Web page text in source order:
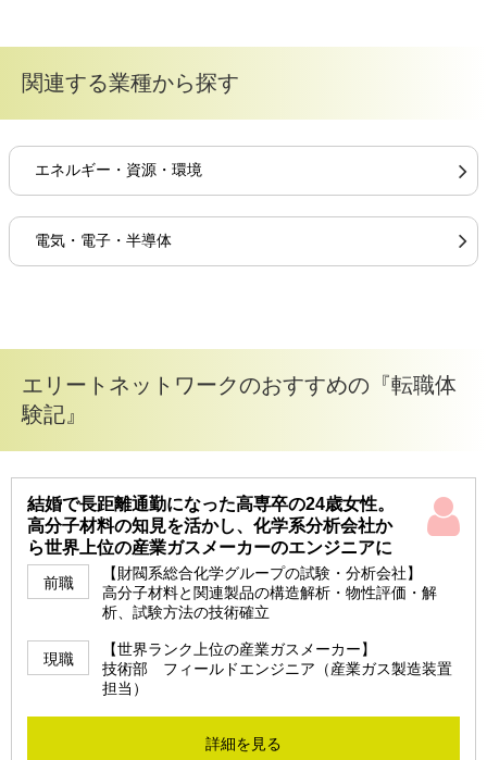
関連する業種から探す
エネルギー・資源・環境
電気・電子・半導体
エリートネットワークのおすすめの『転職体
験記』
結婚で長距離通勤になった高専卒の24歳女性。
高分子材料の知見を活かし、化学系分析会社か
ら世界上位の産業ガスメーカーのエンジニアに
前職
【財閥系総合化学グループの試験・分析会社】
高分子材料と関連製品の構造解析・物性評価・解
析、試験方法の技術確立
現職
【世界ランク上位の産業ガスメーカー】
技術部 フィールドエンジニア（産業ガス製造装置
担当）
詳細を見る